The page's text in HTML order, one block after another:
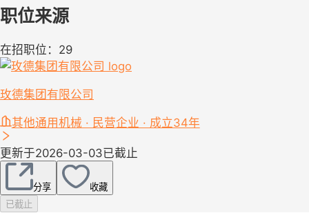
职位来源
在招职位：29
玫德集团有限公司
其他通用机械 · 民营企业 · 成立34年
更新于2026-03-03已截止
分享
收藏
已截止